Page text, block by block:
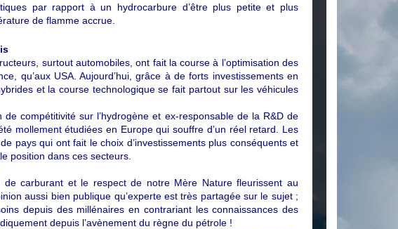
par rapport à un hydrocarbure d’être plus petite et plus
de flamme accrue.
surtout automobiles, ont fait la course à l’optimisation des
qu’aux USA. Aujourd’hui, grâce à de forts investissements en
et la course technologique se fait partout sur les véhicules
compétitivité sur l’hydrogène et ex-responsable de la R&D de
mollement étudiées en Europe qui souffre d’un réel retard. Les
pays qui ont fait le choix d’investissements plus conséquents et
position dans ces secteurs.
carburant et le respect de notre Mère Nature fleurissent au
aussi bien publique qu’experte est très partagée sur le sujet ;
depuis des millénaires en contrariant les connaissances des
depuis l’avènement du règne du pétrole !